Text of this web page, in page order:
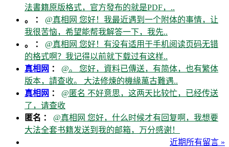
法書籍原版格式，官方發布的就是PDF，..
。 ： @真相网 您好！我最近遇到一个附体的事情，让
我很苦恼，希望能帮我解答一下，我先..
。 ： @真相网 您好！有没有适用于手机阅读页码无错
的格式啊？我记得以前就下载过有这样..
真相网 ： @。 您好，資料已傳送，有简体，也有繁体
版本，請查收。 大法修煉的機緣萬古難遇..
真相网 ： @匿名 不好意思，这两天比较忙，已经传送
了，请查收
匿名 ： @真相网 您好，什么时候才有回复啊，我想要
大法全套书籍发送到我的邮箱，万分感谢！
近期所有留言 »